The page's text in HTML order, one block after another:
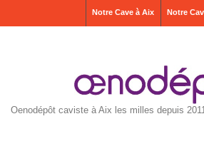
Notre
Notre Cave à Aix
Oenodépôt caviste à Aix les milles depuis 2011